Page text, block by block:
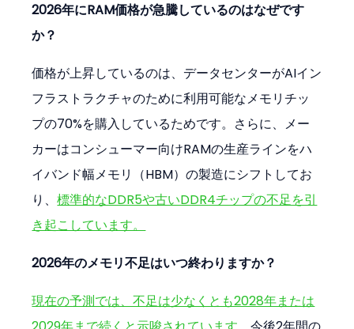
2026年にRAM価格が急騰しているのはなぜです
か？
価格が上昇しているのは、データセンターがAIイン
フラストラクチャのために利用可能なメモリチッ
プの70%を購入しているためです。さらに、メー
カーはコンシューマー向けRAMの生産ラインをハ
イバンド幅メモリ（HBM）の製造にシフトしてお
り、標準的なDDR5や古いDDR4チップの不足を引
き起こしています。
2026年のメモリ不足はいつ終わりますか？
現在の予測では、不足は少なくとも2028年または